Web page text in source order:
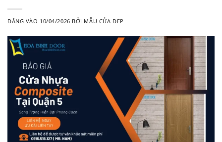
ĐĂNG VÀO 10/04/2026 BỞI MẪU CỬA ĐẸP